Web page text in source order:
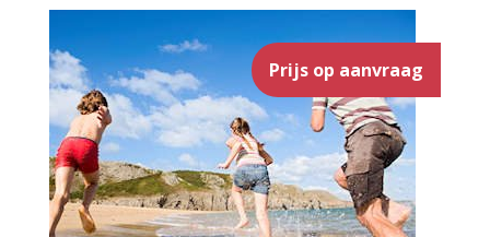
Prijs op aanvraag